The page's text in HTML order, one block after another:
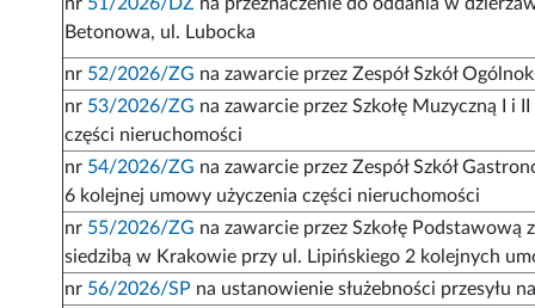
Betonowa, ul. Lubocka
nr 52/2026/ZG na zawarcie przez Zespół Szkół
nr 53/2026/ZG na zawarcie przez Szkołę Muzyczną I
części nieruchomości
nr 54/2026/ZG na zawarcie przez Zespół Szkół
6 kolejnej umowy użyczenia części nieruchomości
nr 55/2026/ZG na zawarcie przez Szkołę
siedzibą w Krakowie przy ul. Lipińskiego 2 kolejnych
nr 56/2026/SP na ustanowienie służebności przesyłu